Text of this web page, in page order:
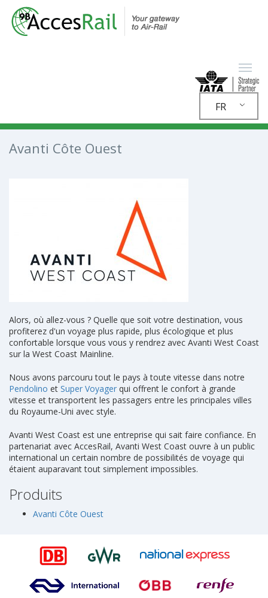
FR
Avanti Côte Ouest
Alors, où allez-vous ? Quelle que soit votre destination, vous
profiterez d'un voyage plus rapide, plus écologique et plus
confortable lorsque vous vous y rendrez avec Avanti West Coast
sur la West Coast Mainline.
Nous avons parcouru tout le pays à toute vitesse dans notre
Pendolino et Super Voyager qui offrent le confort à grande
vitesse et transportent les passagers entre les principales villes
du Royaume-Uni avec style.
Avanti West Coast est une entreprise qui sait faire confiance. En
partenariat avec AccesRail, Avanti West Coast ouvre à un public
international un certain nombre de possibilités de voyage qui
étaient auparavant tout simplement impossibles.
Produits
Avanti Côte Ouest